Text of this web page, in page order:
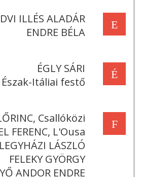
E
ILLÉS ALADÁR
ENDRE BÉLA
É
ÉGLY SÁRI
Észak-Itáliai festő
F
Csallóközi
FERENC, L'Ousa
LÁSZLÓ
FELEKY GYÖRGY
ANDOR ENDRE